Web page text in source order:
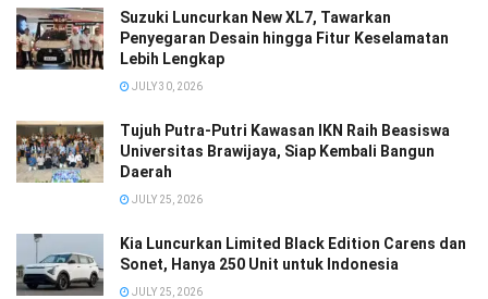
Suzuki Luncurkan New XL7, Tawarkan
Penyegaran Desain hingga Fitur Keselamatan
Lebih Lengkap
JULY 30, 2026
Tujuh Putra-Putri Kawasan IKN Raih Beasiswa
Universitas Brawijaya, Siap Kembali Bangun
Daerah
JULY 25, 2026
Kia Luncurkan Limited Black Edition Carens dan
Sonet, Hanya 250 Unit untuk Indonesia
JULY 25, 2026